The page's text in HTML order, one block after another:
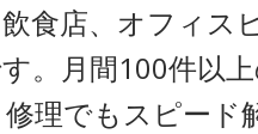
食店、オフィス
。月間100件以
理でもスピード